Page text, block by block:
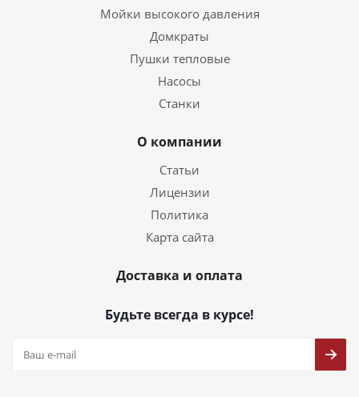
Мойки высокого давления
Домкраты
Пушки тепловые
Насосы
Станки
О компании
Статьи
Лицензии
Политика
Карта сайта
Доставка и оплата
Будьте всегда в курсе!